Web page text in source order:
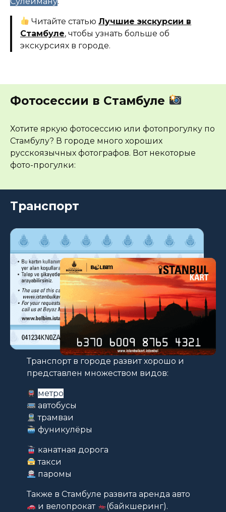
Читайте статьюЛучшие экскурсии в
Стамбуле, чтобы узнать больше об
экскурсиях в городе.
Фотосессии в Стамбуле
Хотите яркую фотосессию или фотопрогулку по
Стамбулу? В городе много хороших
русскоязычных фотографов. Вот некоторые
фото-прогулки:
Транспорт
Транспорт в городе развит хорошо и
представлен множеством видов:
метро
автобусы
трамваи
фуникулёры
канатная дорога
такси
паромы
Также в Стамбуле развита аренда авто
и велопрокат
(байкшеринг).